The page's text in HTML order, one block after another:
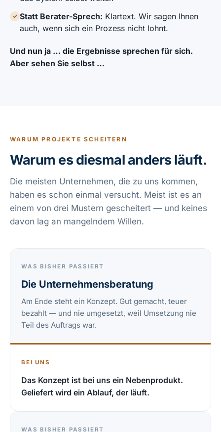
✓ Statt Berater-Sprech: Klartext. Wir sagen Ihnen
auch, wenn sich ein Prozess nicht lohnt.
Und nun ja … die Ergebnisse sprechen für sich.
Aber sehen Sie selbst …
WARUM PROJEKTE SCHEITERN
Warum es diesmal anders läuft.
Die meisten Unternehmen, die zu uns kommen,
haben es schon einmal versucht. Meist ist es an
einem von drei Mustern gescheitert — und keines
davon lag an mangelndem Willen.
WAS BISHER PASSIERT
Die Unternehmensberatung
Am Ende steht ein Konzept. Gut gemacht, teuer
bezahlt — und nie umgesetzt, weil Umsetzung nie
Teil des Auftrags war.
BEI UNS
Das Konzept ist bei uns ein Nebenprodukt.
Geliefert wird ein Ablauf, der läuft.
WAS BISHER PASSIERT